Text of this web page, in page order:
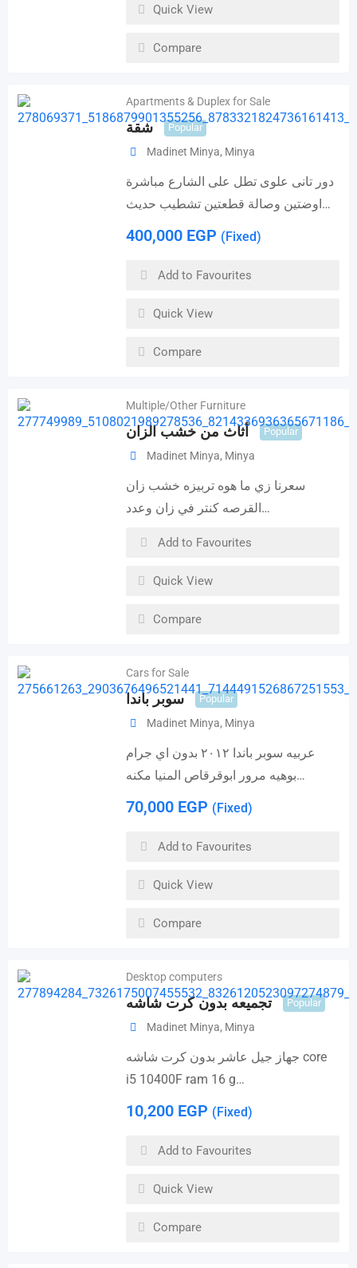
Quick View
Compare
Apartments & Duplex for Sale
شقة Popular
Madinet Minya, Minya
دور تانى علوى تطل على الشارع مباشرة
اوضتين وصالة قطعتين تشطيب حديث…
400,000 EGP (Fixed)
Add to Favourites
Quick View
Compare
Multiple/Other Furniture
أثاث من خشب الزان Popular
Madinet Minya, Minya
سعرنا زي ما هوه تربيزه خشب زان
القرصه كنتر في زان وعدد…
Add to Favourites
Quick View
Compare
Cars for Sale
سوبر باندا Popular
Madinet Minya, Minya
عربيه سوبر باندا ٢٠١٢ بدون اي جرام
بوهيه مرور ابوقرقاص المنيا مكنه…
70,000 EGP (Fixed)
Add to Favourites
Quick View
Compare
Desktop computers
تجميعه بدون كرت شاشه Popular
Madinet Minya, Minya
جهاز جيل عاشر بدون كرت شاشه core
i5 10400F ram 16 g…
10,200 EGP (Fixed)
Add to Favourites
Quick View
Compare